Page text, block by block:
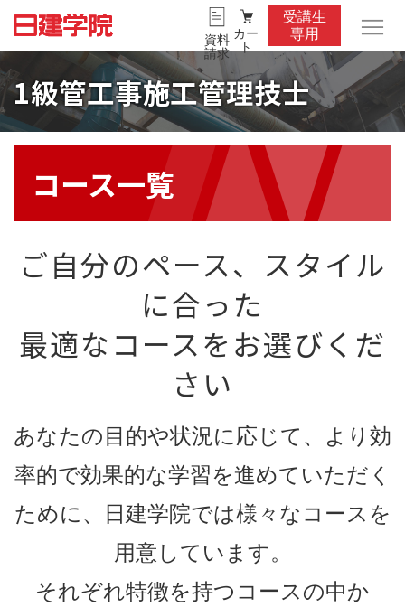
資料
請求
カー
ト
受講生
専用
1級管工事施工管理技士
コース一覧
ご自分のペース、スタイル
に合った
最適なコースをお選びくだ
さい
あなたの目的や状況に応じて、より効
率的で効果的な学習を進めていただく
ために、日建学院では様々なコースを
用意しています。
それぞれ特徴を持つコースの中か